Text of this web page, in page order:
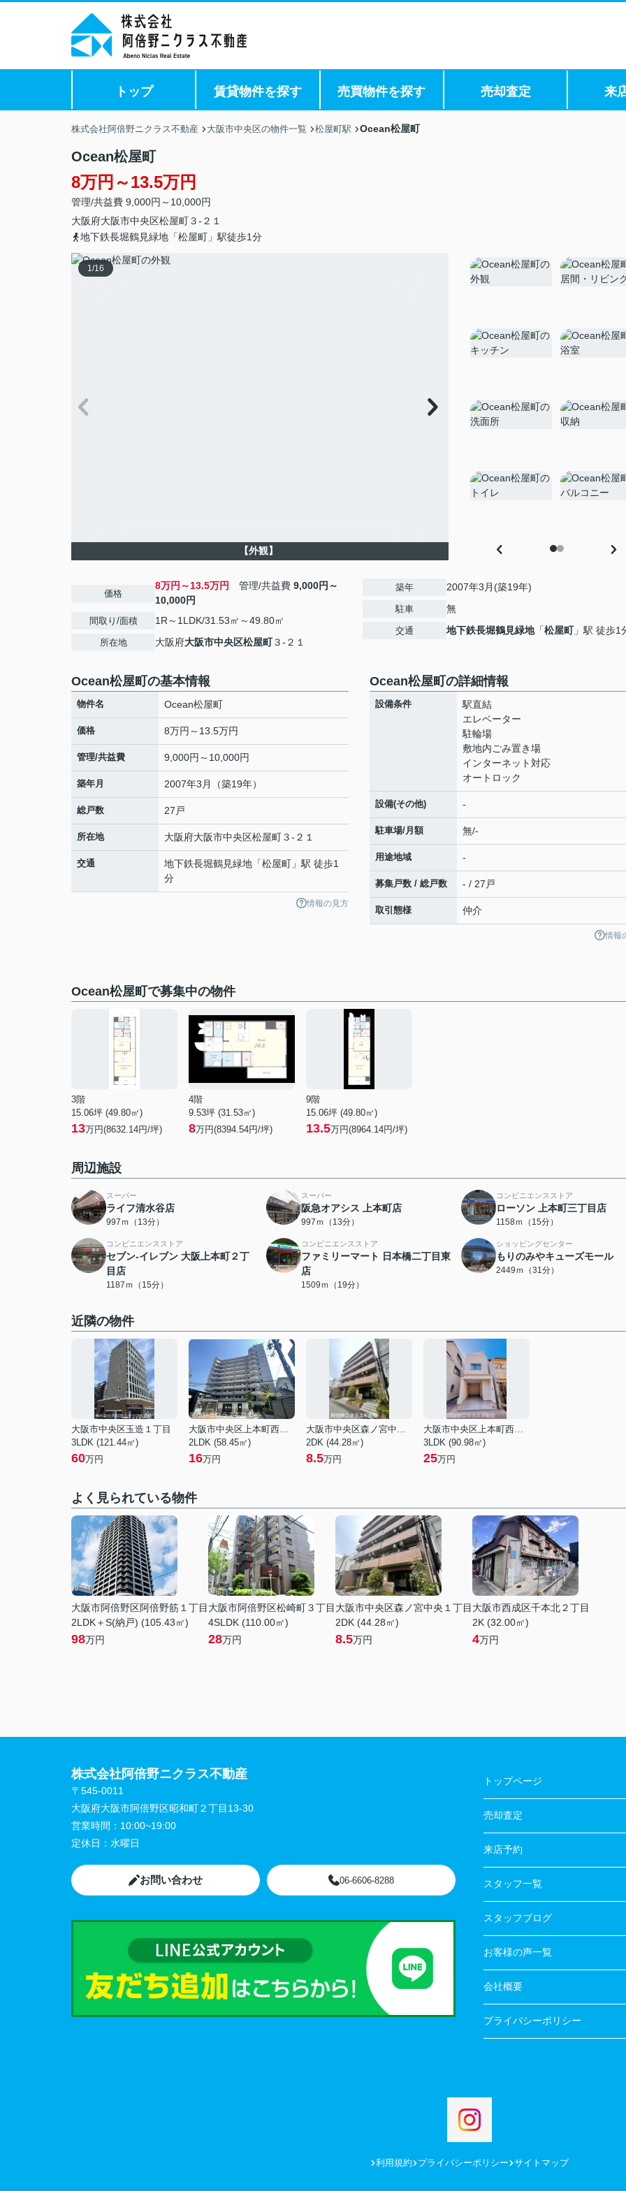
トップ 賃貸物件を探す 売買物件を探す 売却査定 来
株式会社阿倍野ニクラス不動産 大阪市中央区の物件一覧 松屋町駅 Ocean松屋町
Ocean松屋町
8万円～13.5万円
管理/共益費 9,000円～10,000円
大阪府大阪市中央区松屋町３-２１
地下鉄長堀鶴見緑地「松屋町」駅徒歩1分
1/16
【外観】
価格
8万円～13.5万円 管理/共益費 9,000円～
10,000円
間取り/面積 1R～1LDK/31.53㎡～49.80㎡
所在地 大阪府大阪市中央区松屋町３-２１
築年 2007年3月(築19年)
駐車 無
交通 地下鉄長堀鶴見緑地「松屋町」駅 徒歩1
Ocean松屋町の基本情報
物件名 Ocean松屋町
価格 8万円～13.5万円
管理/共益費 9,000円～10,000円
築年月 2007年3月（築19年）
総戸数 27戸
所在地 大阪府大阪市中央区松屋町３-２１
交通 地下鉄長堀鶴見緑地 「松屋町 」駅 徒歩1
分
情報の見方
Ocean松屋町の詳細情報
設備条件
駅直結
エレベーター
駐輪場
敷地内ごみ置き場
インターネット対応
オートロック
設備(その他) -
駐車場/月額 無/-
用途地域 -
募集戸数 / 総戸数 - / 27戸
取引態様 仲介
情報
Ocean松屋町で募集中の物件
3階
15.06坪 (49.80㎡)
13万円(8632.14円/坪)
4階
9.53坪 (31.53㎡)
8万円(8394.54円/坪)
9階
15.06坪 (49.80㎡)
13.5万円(8964.14円/坪)
周辺施設
スーパー
ライフ清水谷店
997ｍ（13分）
スーパー
阪急オアシス 上本町店
997ｍ（13分）
コンビニエンスストア
ローソン 上本町三丁目店
1158ｍ（15分）
コンビニエンスストア
セブン-イレブン 大阪上本町２丁
目店
1187ｍ（15分）
コンビニエンスストア
ファミリーマート 日本橋二丁目東
店
1509ｍ（19分）
ショッピングセンター
もりのみやキューズモール
2449ｍ（31分）
近隣の物件
大阪市中央区玉造１丁目
3LDK (121.44㎡)
60万円
大阪市中央区上本町西１丁目
2LDK (58.45㎡)
16万円
大阪市中央区森ノ宮中央１丁目
2DK (44.28㎡)
8.5万円
大阪市中央区上本町西２丁目
3LDK (90.98㎡)
25万円
よく見られている物件
大阪市阿倍野区阿倍野筋１丁目
2LDK＋S(納戸) (105.43㎡)
98万円
大阪市阿倍野区松崎町３丁目
4SLDK (110.00㎡)
28万円
大阪市中央区森ノ宮中央１丁目
2DK (44.28㎡)
8.5万円
大阪市西成区千本北２丁目
2K (32.00㎡)
4万円
株式会社阿倍野ニクラス不動産
〒545-0011
大阪府大阪市阿倍野区昭和町２丁目13-30
営業時間： 10:00~19:00
定休日： 水曜日
お問い合わせ 06-6606-8288
トップページ
売却査定
来店予約
スタッフ一覧
スタッフブログ
お客様の声一覧
会社概要
プライバシーポリシー
利用規約 プライバシーポリシー サイトマップ